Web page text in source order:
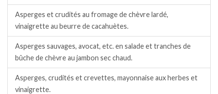
Asperges et crudités au fromage de chèvre lardé,
vinaigrette au beurre de cacahuètes.
Asperges sauvages, avocat, etc. en salade et tranches de
bûche de chèvre au jambon sec chaud.
Asperges, crudités et crevettes, mayonnaise aux herbes et
vinaigrette.